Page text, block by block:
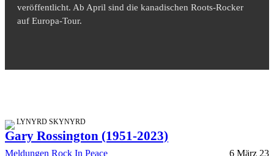
veröffentlicht. Ab April sind die kanadischen Roots-Rocker
auf Europa-Tour.
LYNYRD SKYNYRD
Gary Rossington (1951-2023)
Meldungen Rock In Peace 6 März 23